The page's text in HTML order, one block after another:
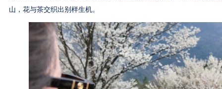
山，花与茶交织出别样生机。